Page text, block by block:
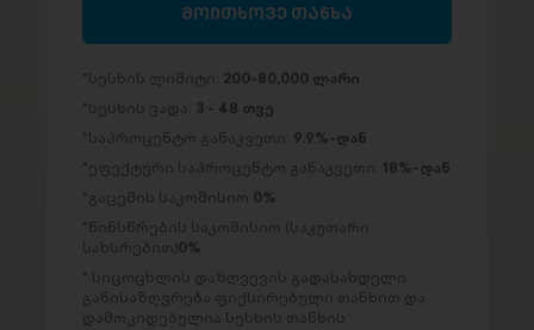
მოითხოვე თანხა
სესხის ლიმიტი: 200-80,000 ლარი
სესხის ვადა: 3 - 48 თვე
საპროცენტო განაკვეთი: 9.9%-დან
ეფექტური საპროცენტო განაკვეთი: 18%-დან
გაცემის საკომისიო 0%
წინსწრების საკომისიო (საკუთარი
სახსრებით)0%
სიცოცხლის დაზღვევის გადასახდელი
განისაზღვრება ფიქსირებული თანხით და
დამოკიდებულია სესხის თანხის